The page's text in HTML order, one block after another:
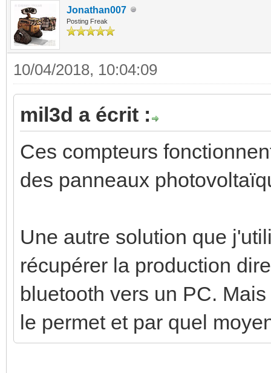
Jonathan007
Posting Freak
10/04/2018, 10:04:09
mil3d a écrit :
Ces compteurs
des panneaux
Une autre solution que
récupérer la production
bluetooth vers un PC.
le permet et par quel